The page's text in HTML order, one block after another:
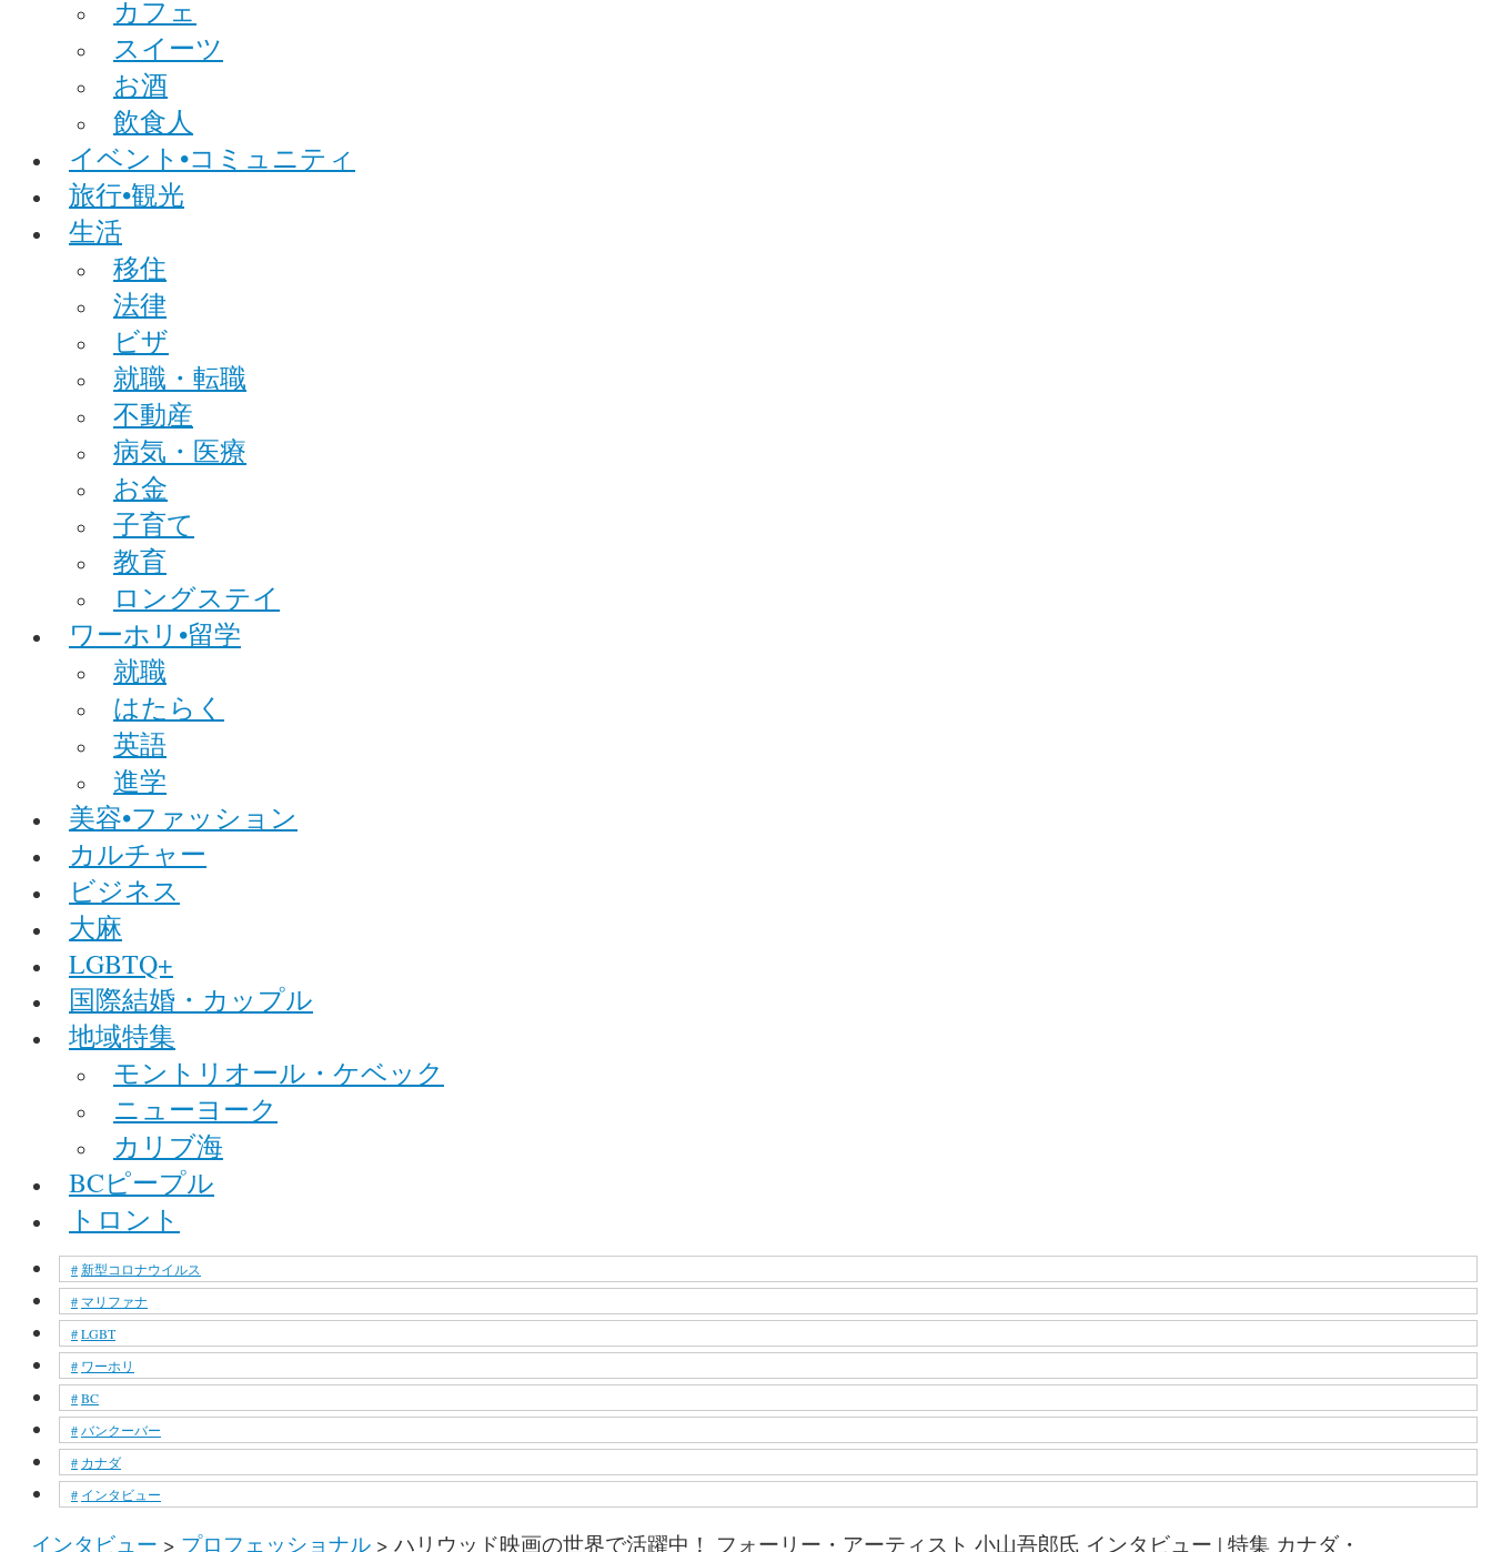
カフェ
スイーツ
お酒
飲食人
イベント•コミュニティ
旅行•観光
生活
移住
法律
ビザ
就職・転職
不動産
病気・医療
お金
子育て
教育
ロングステイ
ワーホリ•留学
就職
はたらく
英語
進学
美容•ファッション
カルチャー
ビジネス
大麻
LGBTQ+
国際結婚・カップル
地域特集
モントリオール・ケベック
ニューヨーク
カリブ海
BCピープル
トロント
新型コロナウイルス
マリファナ
LGBT
ワーホリ
BC
バンクーバー
カナダ
インタビュー
インタビュー > プロフェッショナル > ハリウッド映画の世界で活躍中！ フォーリー・アーティスト 小山吾郎氏 インタビュー | 特集 カナダ・